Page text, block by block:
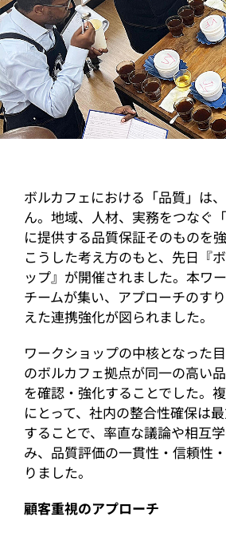
ボルカフェにおける「品質」は
ん。地域、人材、実務をつなぐ
に提供する品質保証そのものを
こうした考え方のもと、先日『
ップ』が開催されました。本ワ
チームが集い、アプローチのす
えた連携強化が図られました。
ワークショップの中核となった
のボルカフェ拠点が同一の高い
を確認・強化することでした。
にとって、社内の整合性確保は
することで、率直な議論や相互
み、品質評価の一貫性・信頼性
りました。
顧客重視のアプローチ